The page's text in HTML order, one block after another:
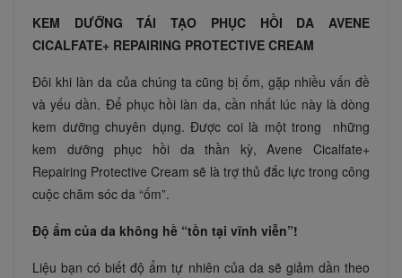
KEM DƯỠNG TÁI TẠO PHỤC HỒI DA AVENE
CICALFATE+ REPAIRING PROTECTIVE CREAM
Đôi khi làn da của chúng ta cũng bị ốm, gặp nhiều vấn đề
và yếu dần. Để phục hồi làn da, cần nhất lúc này là dòng
kem dưỡng chuyên dụng. Được coi là một trong những
kem dưỡng phục hồi da thần kỳ, Avene Cicalfate+
Repairing Protective Cream sẽ là trợ thủ đắc lực trong công
cuộc chăm sóc da “ốm”.
Độ ẩm của da không hề “tồn tại vĩnh viễn”!
Liệu bạn có biết độ ẩm tự nhiên của da sẽ giảm dần theo